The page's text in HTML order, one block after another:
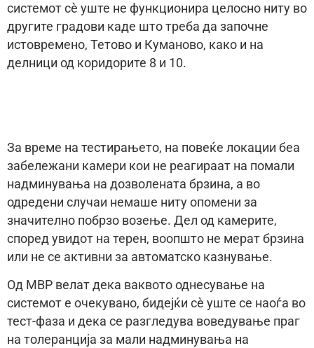
системот сè уште не функционира целосно ниту во
другите градови каде што треба да започне
истовремено, Тетово и Куманово, како и на
делници од коридорите 8 и 10.
За време на тестирањето, на повеќе локации беа
забележани камери кои не реагираат на помали
надминувања на дозволената брзина, а во
одредени случаи немаше ниту опомени за
значително побрзо возење. Дел од камерите,
според увидот на терен, воопшто не мерат брзина
или не се активни за автоматско казнување.
Од МВР велат дека ваквото однесување на
системот е очекувано, бидејќи сè уште се наоѓа во
тест-фаза и дека се разгледува воведување праг
на толеранција за мали надминувања на